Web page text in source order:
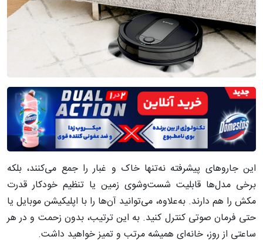
این جاروهای پیشرفته نه‌تنها خاک و غبار را جمع می‌کنند، بلکه
برخی مدل‌ها قابلیت شست‌وشوی زمین یا تنظیم خودکار قدرت
مکش را هم دارند. به‌علاوه، می‌توانید آن‌ها را با اپلیکیشن موبایل یا
حتی فرمان صوتی کنترل کنید. به این ترتیب، بدون زحمت و در هر
ساعتی از روز، خانه‌ای همیشه مرتب و تمیز خواهید داشت‌.